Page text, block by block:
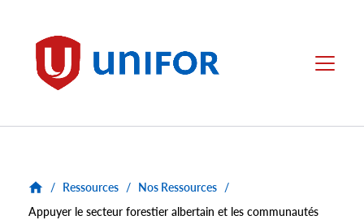
Unifor Menu
/ Ressources / Nos Ressources /
Appuyer le secteur forestier albertain et les communautés